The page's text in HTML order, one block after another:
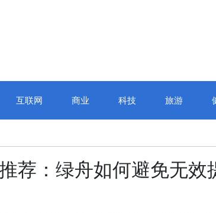
互联网 商业 科技 旅游
荐：绿舟如何避免无效